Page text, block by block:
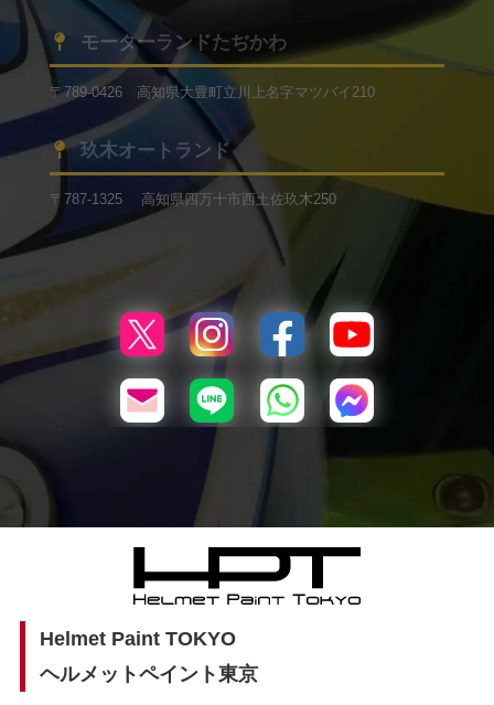
モーターランドたぢかわ
〒789-0426 高知県大豊町立川上名字マツバイ210
玖木オートランド
〒787-1325 高知県四万十市西土佐玖木250
Helmet Paint TOKYO
ヘルメットペイント東京